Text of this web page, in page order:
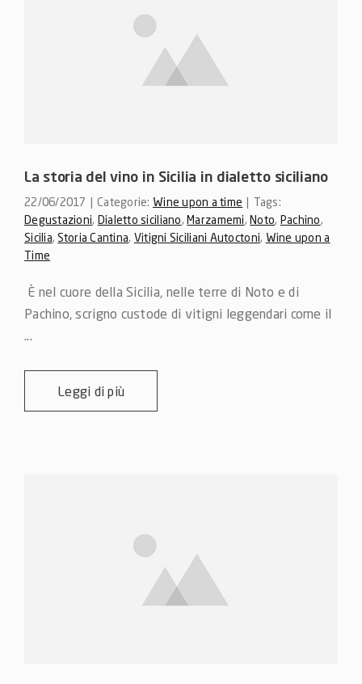
La storia del vino in Sicilia in dialetto siciliano
22/06/2017 | Categorie: Wine upon a time | Tags:
Degustazioni, Dialetto siciliano,Marzamemi,Noto, Pachino,
Sicilia,Storia Cantina, Vitigni Siciliani Autoctoni, Wine upon a
Time
È nel cuore della Sicilia, nelle terre di Noto e di
Pachino, scrigno custode di vitigni leggendari come il
...
Leggi di più